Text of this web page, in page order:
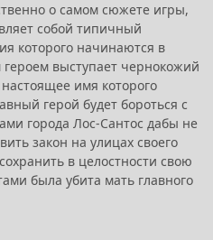
о самом сюжете игры,
собой типичный
которого начинаются в
выступает чернокожий
имя которого
герой будет бороться с
города Лос-Сантос дабы не
закон на улицах своего
в целостности свою
была убита мать главного